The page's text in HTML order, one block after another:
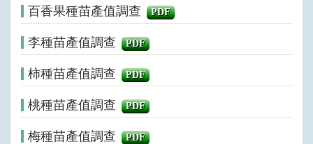
百香果種苗產值調查 PDF
李種苗產值調查 PDF
柿種苗產值調查 PDF
桃種苗產值調查 PDF
梅種苗產值調查 PDF